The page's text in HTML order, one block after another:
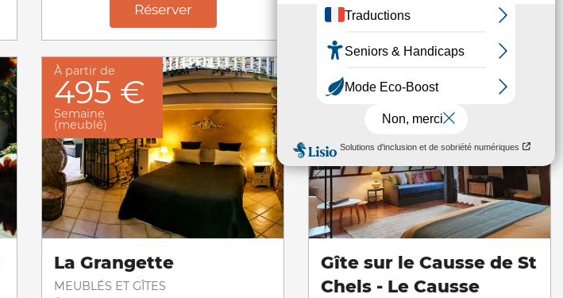
Réserver Réserver
À partir de
495 €
Semaine
(meublé)
La Grangette
MEUBLÉS ET GÎTES
Gîte sur le Causse de St
Chels - Le Causse